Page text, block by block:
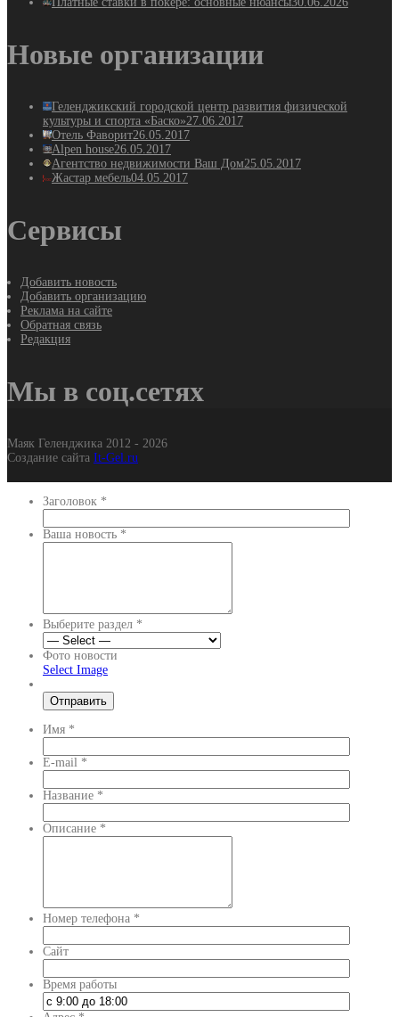
Новые организации
Геленджикский городской центр развития физической
культуры и спорта «Баско»27.06.2017
Отель Фаворит26.05.2017
Alpen house26.05.2017
Агентство недвижимости Ваш Дом25.05.2017
Жастар мебель04.05.2017
Сервисы
Добавить новость
Добавить организацию
Реклама на сайте
Обратная связь
Редакция
Мы в соц.сетях
Маяк Геленджика 2012 - 2026
Создание сайта It-Gel.ru
Заголовок *
Ваша новость *
Выберите раздел *
Фото новости
Select Image
Имя *
E-mail *
Название *
Описание *
Номер телефона *
Сайт
Время работы